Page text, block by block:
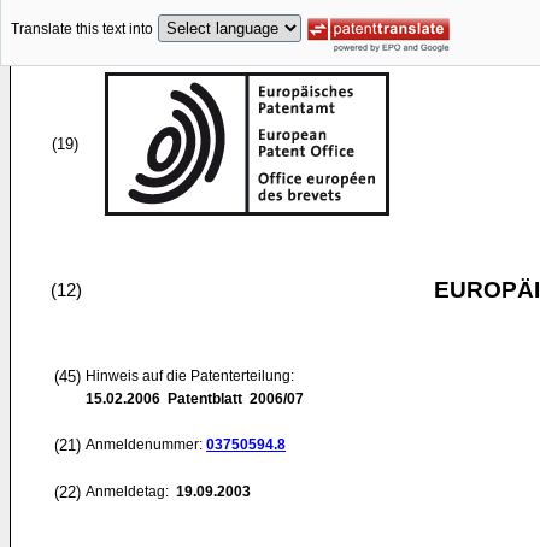
Translate this text into
(19)
(12)
(45) Hinweis auf die Patenterteilung:
15.02.2006 Patentblatt 2006/07
(21) Anmeldenummer: 03750594.8
(22) Anmeldetag: 19.09.2003